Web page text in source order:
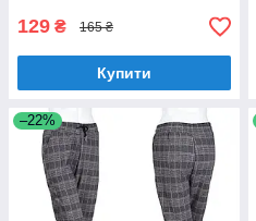
129 ₴ 165 ₴
Купити
–22%